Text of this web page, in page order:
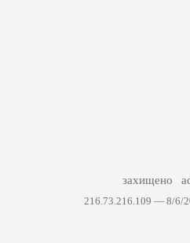
захищено
216.73.216.109 — 8/6/